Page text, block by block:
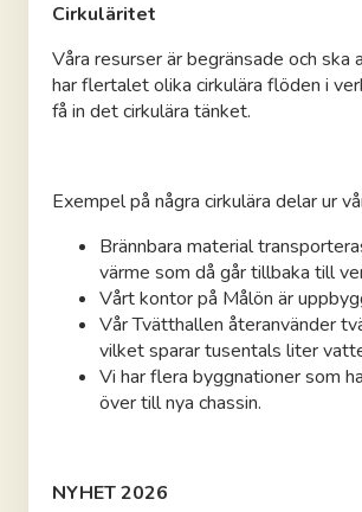
Cirkuläritet
Våra resurser är begränsade och ska
har flertalet olika cirkulära flöden i
få in det cirkulära tänket.
Exempel på några cirkulära delar ur
Brännbara material
värme som då går tillbaka till
Vårt kontor på Målön är
Vår Tvätthallen återanvänder
vilket sparar tusentals liter
Vi har flera byggnationer som
över till nya chassin.
NYHET 2026